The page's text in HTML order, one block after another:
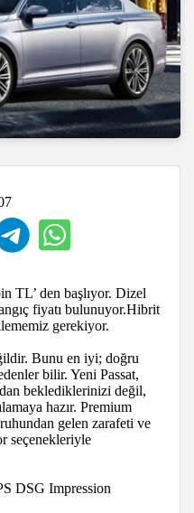
TL’ den başlıyor. Dizel
fiyatı bulunuyor.Hibrit
gerekiyor.
Bunu en iyi; doğru
bilir. Yeni Passat,
beklediklerinizi değil,
hazır. Premium
gelen zarafeti ve
seçenekleriyle
DSG Impression